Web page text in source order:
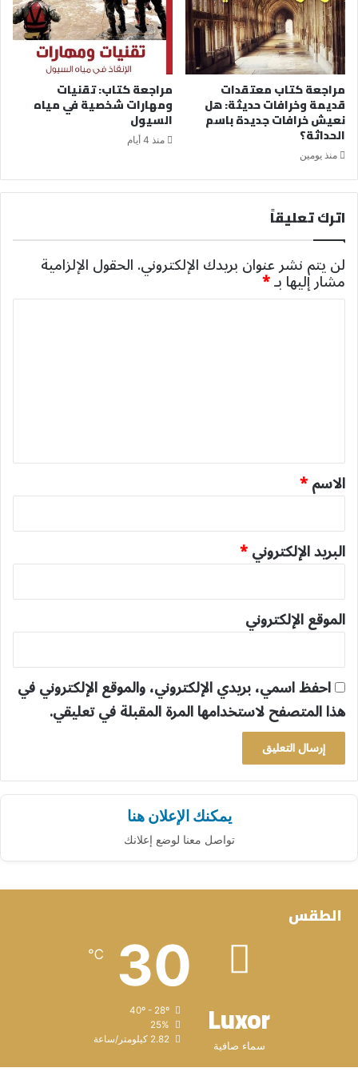
مراجعة كتاب معتقدات
قديمة وخرافات حديثة: هل
نعيش خرافات جديدة باسم
الحداثة؟
منذ يومين
مراجعة كتاب: تقنيات
ومهارات شخصية في مياه
السيول
منذ 4 أيام
اترك تعليقاً
لن يتم نشر عنوان بريدك الإلكتروني.الحقول الإلزامية
مشار إليها بـ*
ق
*
الاسم*
البريد الإلكتروني*
الموقع الإلكتروني
احفظ اسمي، بريدي الإلكتروني، والموقع الإلكتروني في
هذا المتصفح لاستخدامها المرة المقبلة في تعليقي.
يمكنك الإعلان هنا
تواصل معنا لوضع إعلانك
الطقس
Luxor
سماء صافية
30
℃
25%
2.82 كيلومتر/ساعة